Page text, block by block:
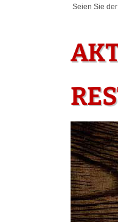
Seien Sie